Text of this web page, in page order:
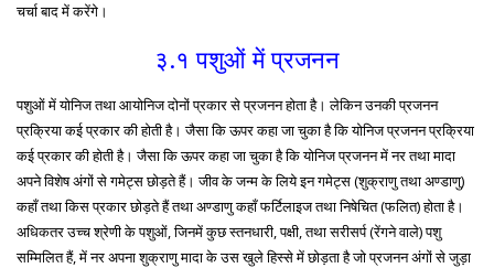
चर्चा बाद में करेंगे।
३.१ पशुओं में प्रजनन
पशुओं में योनिज तथा आयोनिज दोनों प्रकार से प्रजनन होता है। लेकिन उनकी प्रजनन
प्रक्रिया कई प्रकार की होती है। जैसा कि ऊपर कहा जा चुका है कि योनिज प्रजनन प्रक्रिया
कई प्रकार की होती है। जैसा कि ऊपर कहा जा चुका है कि योनिज प्रजनन में नर तथा मादा
अपने विशेष अंगों से गमेट्स छोड़ते हैं। जीव के जन्म के लिये इन गमेट्स (शुक्राणु तथा अण्डाणु)
कहाँ तथा किस प्रकार छोड़ते हैं तथा अण्डाणु कहाँ फर्टिलाइज तथा निषेचित (फलित) होता है।
अधिकतर उच्च श्रेणी के पशुओं, जिनमें कुछ स्तनधारी, पक्षी, तथा सरीसर्प (रेंगने वाले) पशु
सम्मिलित हैं, में नर अपना शुक्राणु मादा के उस खुले हिस्से में छोड़ता है जो प्रजनन अंगों से जुड़ा